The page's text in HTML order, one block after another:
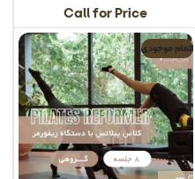
Call for Price
اتمام موجودی